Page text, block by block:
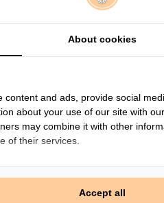
About cookies
content and ads, provide social
about your use of our site with
may combine it with other
of their services.
Accept all